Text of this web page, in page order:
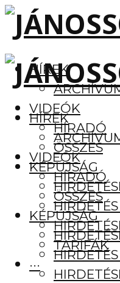
HÍREK
VIDEÓK
HÍRADÓ
ÖSSZES
KÉPÚJSÁG
TARIFÁK
···
HÍREK
VIDEÓK
HÍRADÓ
ÖSSZES
KÉPÚJSÁG